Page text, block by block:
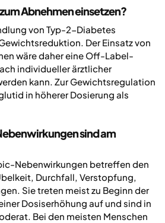
Abnehmen einsetzen?
von Typ-2-Diabetes
Der Einsatz von
wäre daher eine Off-Label-
individueller ärztlicher
kann. Zur Gewichtsregulation
in höherer Dosierung als
sind am
Nebenwirkungen betreffen den
Durchfall, Verstopfung,
Sie treten meist zu Beginn der
Dosiserhöhung auf und sind in
Bei den meisten Menschen